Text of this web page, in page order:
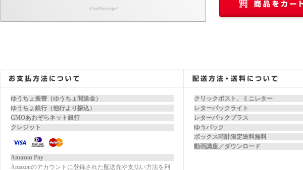
ゆうちょ振替（ゆうちょ間送金）
ゆうちょ銀行（他行より振込）
GMOあおぞらネット銀行
クレジット
Amazon Pay
Amazonのアカウントに登録された配送先や支払い方法を利
クリックポスト、ミニレター
レターパックライト
レターパックプラス
ゆうパック
ボックス時計限定送料無料
動画講座／ダウンロード